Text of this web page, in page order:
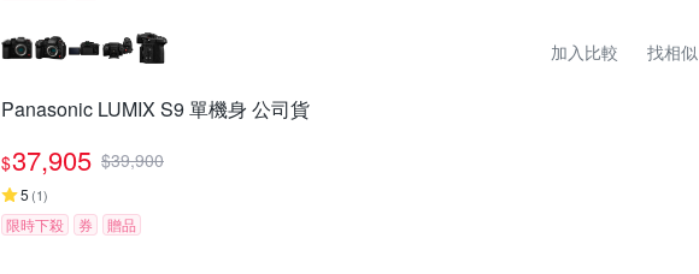
加入比較 找相似
Panasonic LUMIX S9 單機身 公司貨
$37,905 $39,900
5 (1)
限時下殺 券 贈品